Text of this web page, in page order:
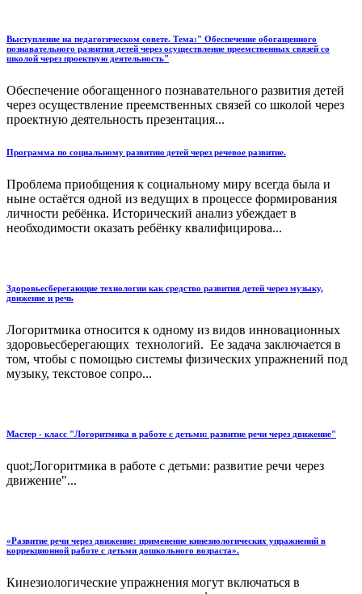
Выступление на педагогическом совете. Тема:" Обеспечение обогащенного
познавательного развития детей через осуществление преемственных связей со
школой через проектную деятельность"
Обеспечение обогащенного познавательного развития детей
через осуществление преемственных связей со школой через
проектную деятельность презентация...
Программа по социальному развитию детей через речевое развитие.
Проблема приобщения к социальному миру всегда была и
ныне остаётся одной из ведущих в процессе формирования
личности ребёнка. Исторический анализ убеждает в
необходимости оказать ребёнку квалифицирова...
Здоровьесберегающие технологии как средство развития детей через музыку,
движение и речь
Логоритмика относится к одному из видов инновационных
здоровьесберегающих технологий. Ее задача заключается в
том, чтобы с помощью системы физических упражнений под
музыку, текстовое сопро...
Мастер - класс "Логоритмика в работе с детьми: развитие речи через движение"
quot;Логоритмика в работе с детьми: развитие речи через
движение"...
«Развитие речи через движение: применение кинезиологических упражнений в
коррекционной работе с детьми дошкольного возраста».
Кинезиологические упражнения могут включаться в